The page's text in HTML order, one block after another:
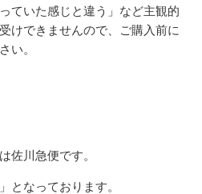
ていた感じと違う」など主観的
けできませんので、ご購入前に
い。
佐川急便です。
となっております。